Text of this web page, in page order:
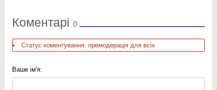
Коментарі 0
Статус коментування: премодерація для всіх
Ваше ім'я: